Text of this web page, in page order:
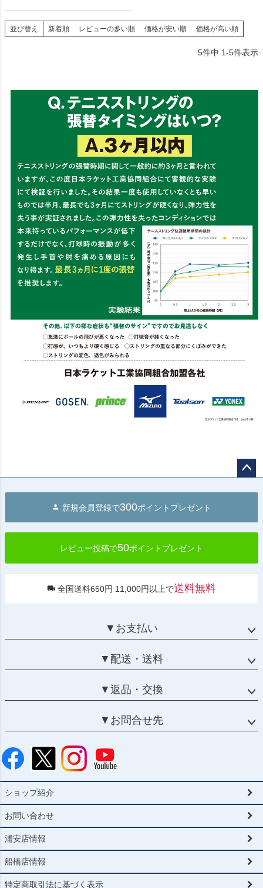
並び替え 新着順 レビューの多い順 価格が安い順 価格が高い順
5件中 1-5件表示
へ
新規会員登録で300ポイントプレゼント
レビュー投稿で50ポイントプレゼント
全国送料650円 11,000円以上で送料無料
▼お支払い
▼配送・送料
▼返品・交換
▼お問合せ先
ショップ紹介
お問い合わせ
浦安店情報
船橋店情報
特定商取引法に基づく表示